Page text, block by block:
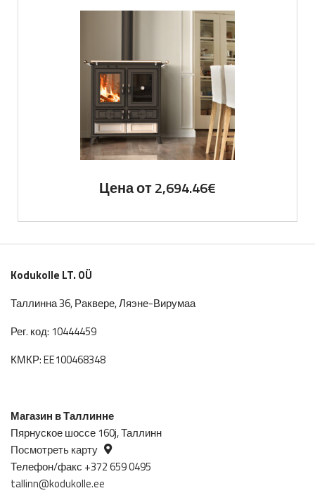
Цена от2,694.46€
Kodukolle LT. OÜ
Таллинна 36, Раквере, Ляэне-Вирумаа
Рег. код: 10444459
КМКР: EE100468348
Магазин в Таллинне
Пярнуское шоссе 160j, Таллинн
Посмотреть карту
Телефон/факс +372 659 0495
tallinn@kodukolle.ee